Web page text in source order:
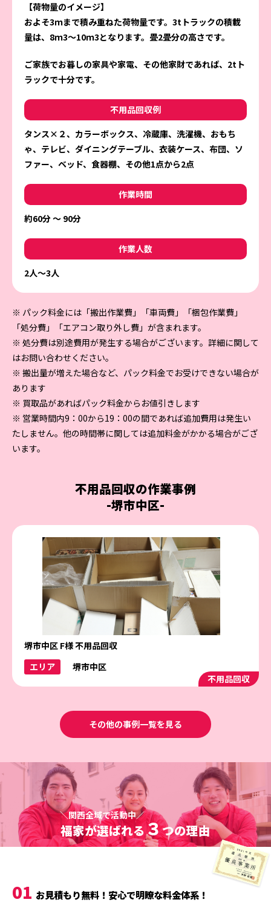
【荷物量のイメージ】
およそ3ｍまで積み重ねた荷物量です。3tトラックの積載
量は、8ｍ3～10ｍ3となります。畳2畳分の高さです。
ご家族でお暮しの家具や家電、その他家財であれば、2tト
ラックで十分です。
不用品回収例
タンス×２、カラーボックス、冷蔵庫、洗濯機、おもち
ゃ、テレビ、ダイニングテーブル、衣装ケース、布団、ソ
ファー、ベッド、食器棚、その他1点から2点
作業時間
約60分 ～ 90分
作業人数
2人〜3人
※ パック料金には「搬出作業費」「車両費」「梱包作業費」
「処分費」「エアコン取り外し費」が含まれます。
※ 処分費は別途費用が発生する場合がございます。詳細に関して
はお問い合わせください。
※ 搬出量が増えた場合など、パック料金でお受けできない場合が
あります
※ 買取品があればパック料金からお値引きします
※ 営業時間内9：00から19：00の間であれば追加費用は発生い
たしません。他の時間帯に関しては追加料金がかかる場合がござ
います。
不用品回収の作業事例
-堺市中区-
堺市中区 F様 不用品回収
エリア
堺市中区
不用品回収
その他の事例一覧を見る
＼関西全域で活動中／
福家が選ばれる３つの理由
01 お見積もり無料！安心で明瞭な料金体系！